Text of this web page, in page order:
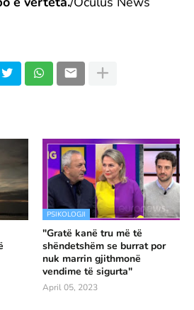
PSIKOLOGJI
"Gratë kanë tru më të
shëndetshëm se burrat por
nuk marrin gjithmonë
vendime të sigurta"
April 05, 2023